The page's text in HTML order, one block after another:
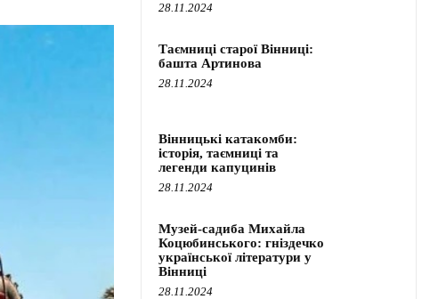
28.11.2024
Таємниці старої Вінниці:
башта Артинова
28.11.2024
Вінницькі катакомби:
історія, таємниці та
легенди капуцинів
28.11.2024
Музей-садиба Михайла
Коцюбинського: гніздечко
української літератури у
Вінниці
28.11.2024